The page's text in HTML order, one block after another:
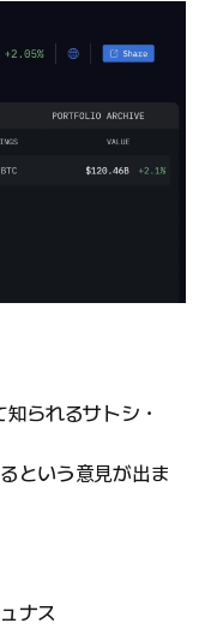
られるサトシ・
という意見が出ま
ナス